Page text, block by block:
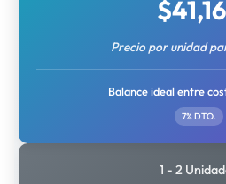
$
Precio por unidad
Balance ideal entre
7% DTO.
1 - 2